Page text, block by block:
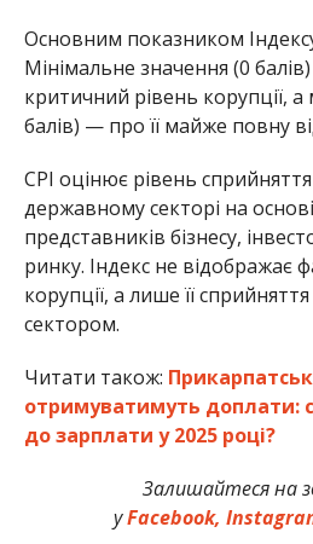
Основним показником Індексу
Мінімальне значення (0
критичний рівень корупції,
балів) — про її майже повну
CPI оцінює рівень сприйняття
державному секторі на
представників бізнесу,
ринку. Індекс не відображає
корупції, а лише її
сектором.
Читати також:
отримуватимуть доплати:
до зарплати у 2025 році?
Залишайтеся на
уFacebook,